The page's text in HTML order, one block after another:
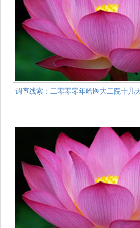
调查线索：二零零零年哈医大二院十几